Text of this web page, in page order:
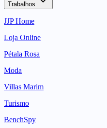
Trabalhos
JJP Home
Loja Online
Pétala Rosa
Moda
Villas Marim
Turismo
BenchSpy